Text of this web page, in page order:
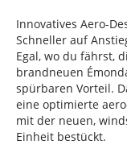
Innovatives Aero-
Schneller auf
Egal, wo du fährst,
brandneuen
spürbaren Vorteil.
eine optimierte
mit der neuen,
Einheit bestückt.